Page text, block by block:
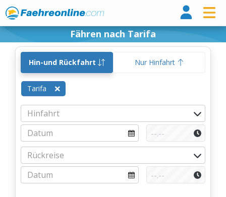
Fähren nach Tarifa
Hin-und Rückfahrt Nur Hinfahrt
Tarifa